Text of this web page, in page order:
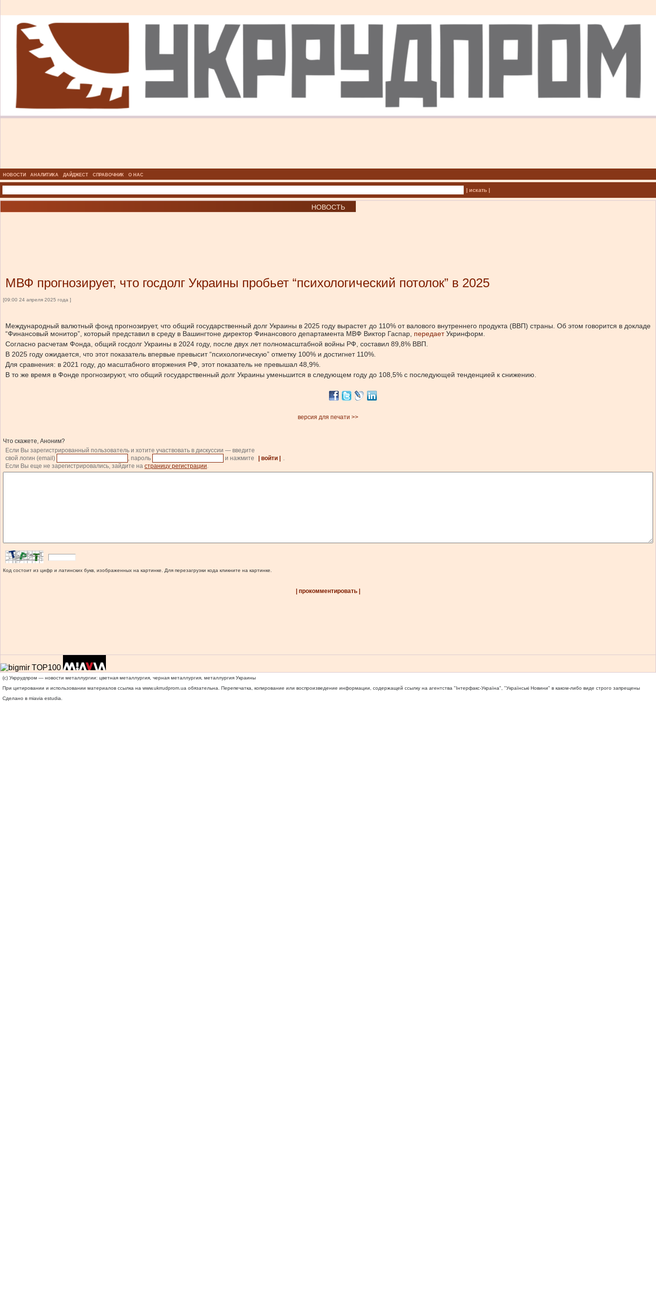
НОВОСТИ АНАЛИТИКА ДАЙДЖЕСТ СПРАВОЧНИК О НАС
| искать |
НОВОСТЬ
МВФ прогнозирует, что госдолг Украины пробьет “психологический потолок” в 2025
[09:00 24 апреля 2025 года ]
Международный валютный фонд прогнозирует, что общий государственный долг Украины в 2025 году вырастет до 110% от валового внутреннего продукта (ВВП) страны. Об этом говорится в докладе
“Финансовый монитор”, который представил в среду в Вашингтоне директор Финансового департамента МВФ Виктор Гаспар, передает Укринформ.
Согласно расчетам Фонда, общий госдолг Украины в 2024 году, после двух лет полномасштабной войны РФ, составил 89,8% ВВП.
В 2025 году ожидается, что этот показатель впервые превысит “психологическую” отметку 100% и достигнет 110%.
Для сравнения: в 2021 году, до масштабного вторжения РФ, этот показатель не превышал 48,9%.
В то же время в Фонде прогнозируют, что общий государственный долг Украины уменьшится в следующем году до 108,5% с последующей тенденцией к снижению.
версия для печати >>
Что скажете, Аноним?
Если Вы зарегистрированный пользователь и хотите участвовать в дискуссии — введите
свой логин (email)
, пароль и нажмите | войти |
.
Если Вы еще не зарегистрировались, зайдите на страницу регистрации.
Код состоит из цифр и латинских букв, изображенных на картинке. Для перезагрузки кода кликните на картинке.
| прокомментировать |
(c) Укррудпром — новости металлургии: цветная металлургия, черная металлургия, металлургия Украины
При цитировании и использовании материалов ссылка на www.ukrrudprom.ua обязательна. Перепечатка, копирование или воспроизведение информации, содержащей ссылку на агентства "Iнтерфакс-Україна", "Українськi Новини" в каком-либо виде строго запрещены
Сделано в miavia estudia.